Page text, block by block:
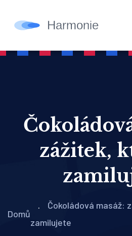
zážitek,
Domů
Čokoládová masáž:
zamilujete